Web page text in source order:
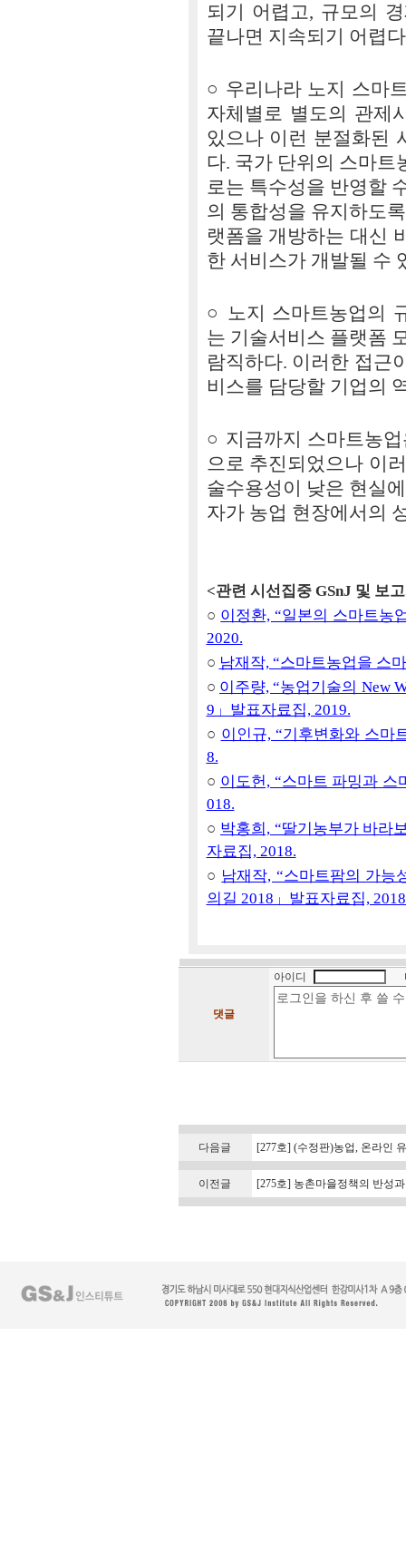
되기 어렵고, 규모의
끝나면 지속되기 어렵
○ 우리나라 노지 스마
자체별로 별도의 관제
있으나 이런 분절화된
다. 국가 단위의 스마트
로는 특수성을 반영할
의 통합성을 유지하도
랫폼을 개방하는 대신
한 서비스가 개발될 수
○ 노지 스마트농업의
는 기술서비스 플랫폼
람직하다. 이러한 접근
비스를 담당할 기업의
○ 지금까지 스마트농
으로 추진되었으나 이
술수용성이 낮은 현실
자가 농업 현장에서의
<관련 시선집중 GSnJ 및 보
○ 이정환, “일본의 스마트농
2020.
○ 남재작, “스마트농업을 스
○ 이주량, “농업기술의 New
9」발표자료집, 2019.
○ 이인규, “기후변화와 스마
8.
○ 이도헌, “스마트 파밍과 스
018.
○ 박홍희, “딸기농부가 바라
자료집, 2018.
○ 남재작, “스마트팜의 가능
의길 2018」발표자료집,
댓글
아이디
다음글 [277호] (수정판)농업, 온라인
이전글 [275호] 농촌마을정책의 반성